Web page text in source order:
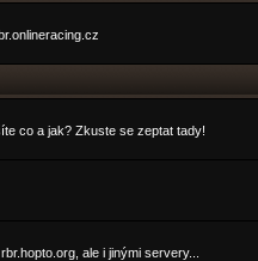
co a jak? Zkuste se zeptat tady!
ale i jinými servery...